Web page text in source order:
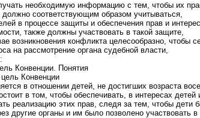
необходимую информацию с тем, чтобы их
соответствующим образом учитываться,
в процессе защиты и обеспечения прав и
также должны участвовать в такой защите,
возникновения конфликта целесообразно, чтобы
на рассмотрение органа судебной власти,
Конвенции. Понятия
Конвенции
в отношении детей, не достигших возраста
в том, чтобы обеспечивать, в интересах детей
реализацию этих прав, следя за тем, чтобы
другие органы и им было позволено участвовать в